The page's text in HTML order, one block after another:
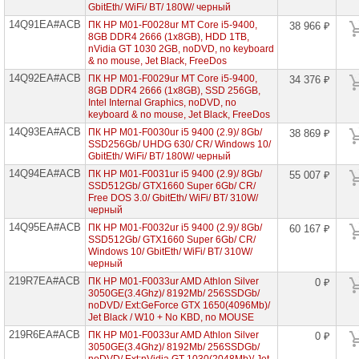
GbitEth/ WiFi/ BT/ 180W/ черный
14Q91EA#ACB
ПК HP M01-F0028ur MT Core i5-9400,
8GB DDR4 2666 (1x8GB), HDD 1TB,
nVidia GT 1030 2GB, noDVD, no keyboard
& no mouse, Jet Black, FreeDos
38 966 ₽
14Q92EA#ACB
ПК HP M01-F0029ur MT Core i5-9400,
8GB DDR4 2666 (1x8GB), SSD 256GB,
Intel Internal Graphics, noDVD, no
keyboard & no mouse, Jet Black, FreeDos
34 376 ₽
14Q93EA#ACB
ПК HP M01-F0030ur i5 9400 (2.9)/ 8Gb/
SSD256Gb/ UHDG 630/ CR/ Windows 10/
GbitEth/ WiFi/ BT/ 180W/ черный
38 869 ₽
14Q94EA#ACB
ПК HP M01-F0031ur i5 9400 (2.9)/ 8Gb/
SSD512Gb/ GTX1660 Super 6Gb/ CR/
Free DOS 3.0/ GbitEth/ WiFi/ BT/ 310W/
черный
55 007 ₽
14Q95EA#ACB
ПК HP M01-F0032ur i5 9400 (2.9)/ 8Gb/
SSD512Gb/ GTX1660 Super 6Gb/ CR/
Windows 10/ GbitEth/ WiFi/ BT/ 310W/
черный
60 167 ₽
219R7EA#ACB
ПК HP M01-F0033ur AMD Athlon Silver
3050GE(3.4Ghz)/ 8192Mb/ 256SSDGb/
noDVD/ Ext:GeForce GTX 1650(4096Mb)/
Jet Black / W10 + No KBD, no MOUSE
0 ₽
219R6EA#ACB
ПК HP M01-F0033ur AMD Athlon Silver
3050GE(3.4Ghz)/ 8192Mb/ 256SSDGb/
0 ₽